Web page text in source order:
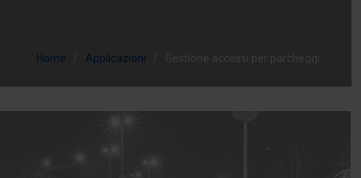
Home Applicazioni